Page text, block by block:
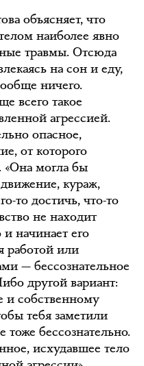
объясняет, что
наиболее явно
травмы. Отсюда
на сон и еду,
ничего.
всего такое
агрессией.
опасное,
от которого
«Она могла бы
кураж,
то достичь, что-то
не находит
начинает его
работой или
— бессознательное
другой вариант:
и собственному
тебя заметили
бессознательно.
исхудавшее тело